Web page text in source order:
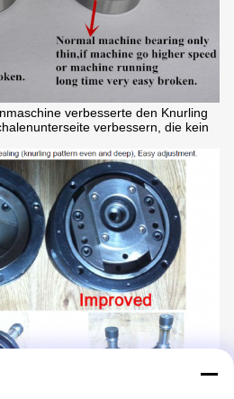
verbesserte den Knurling
verbessern, die kein